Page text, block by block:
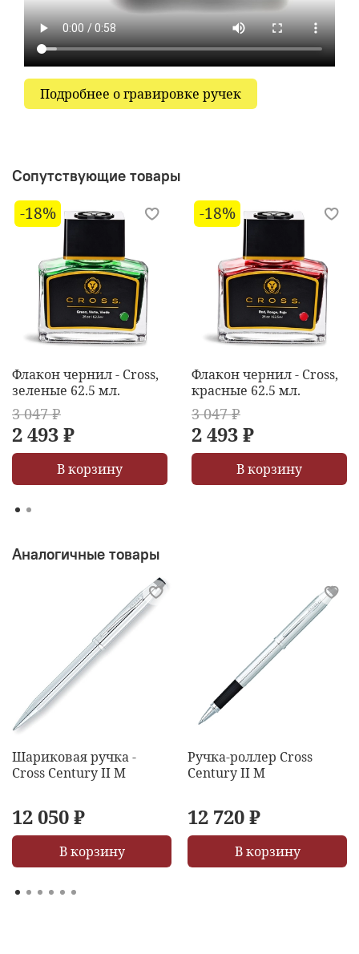
Подробнее о гравировке ручек
Сопутствующие товары
-18%
Флакон чернил - Cross,
зеленые 62.5 мл.
3 047 ₽
2 493 ₽
В корзину
-18%
Флакон чернил - Cross,
красные 62.5 мл.
3 047 ₽
2 493 ₽
В корзину
Аналогичные товары
Шариковая ручка -
Cross Century II M
12 050 ₽
В корзину
Ручка-роллер Cross
Century II M
12 720 ₽
В корзину